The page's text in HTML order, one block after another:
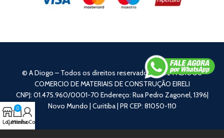
© A Diogo – Todos os direitos reservados – 2024 ADIOGO
COMERCIO DE MATERIAIS DE CONSTRUÇÃO EIRELI
CNPJ: 01.475.960/0001-70 Endereço: Rua Pedro Zagonel, 1396|
Novo Mundo | Curitiba | PR CEP: 81050-110
Loja
0
Carrinho
Minha Conta